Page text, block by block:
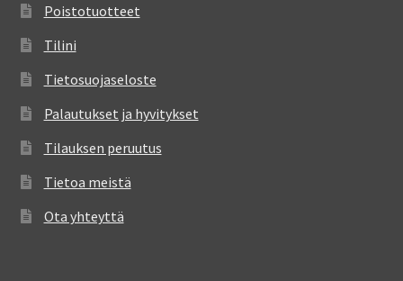
Poistotuotteet
Tilini
Tietosuojaseloste
Palautukset ja hyvitykset
Tilauksen peruutus
Tietoa meistä
Ota yhteyttä